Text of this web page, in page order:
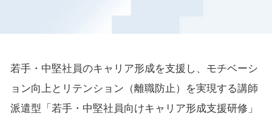
若手・中堅社員のキャリア形成を支援し、モチベーシ
ョン向上とリテンション（離職防止）を実現する講師
派遣型「若手・中堅社員向けキャリア形成支援研修」